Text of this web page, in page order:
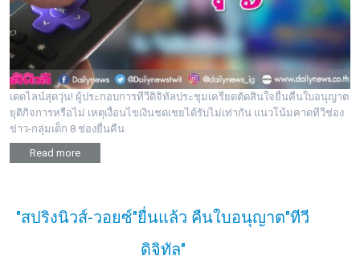
เดดไลน์สุดวุ่น! ผู้ประกอบการทีวีดิจิทัลประชุมเครียดตัดสินใจยื่นคืนใบอนุญาต
ยุติกิจการหรือไม่ เหตุเงื่อนไขเงินชดเชยได้รับไม่เท่ากัน แนวโน้มคาดทีวีช่อง
ข่าว-กลุ่มเด็ก 8 ช่องยื่นคืน
Read more
"สปริงนิวส์-วอยซ์"ยื่นแล้ว คืนใบอนุญาต"ทีวี
ดิจิทัล"